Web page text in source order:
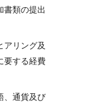
書類の提出
アリング及
要する経費
、通貨及び